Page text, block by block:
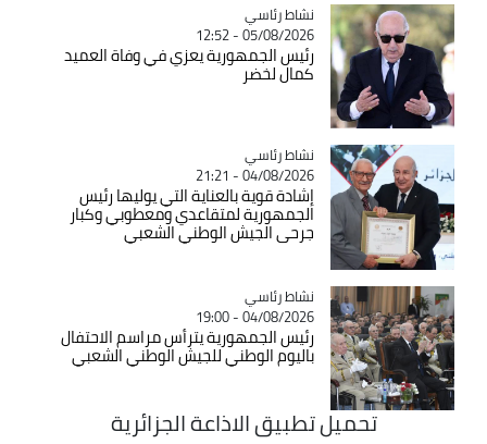
Catégorie
نشاط رئاسي
05/08/2026 - 12:52
رئيس الجمهورية يعزي في وفاة العميد
كمال لخضر
Catégorie
نشاط رئاسي
04/08/2026 - 21:21
إشادة قوية بالعناية التي يوليها رئيس
الجمهورية لمتقاعدي ومعطوبي وكبار
جرحى الجيش الوطني الشعبي
Catégorie
نشاط رئاسي
04/08/2026 - 19:00
رئيس الجمهورية يترأس مراسم الاحتفال
باليوم الوطني للجيش الوطني الشعبي
تحميل تطبيق الاذاعة الجزائرية